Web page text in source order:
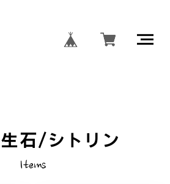
生石/シトリン
Items